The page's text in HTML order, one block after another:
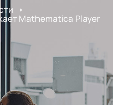
Mathematica Player